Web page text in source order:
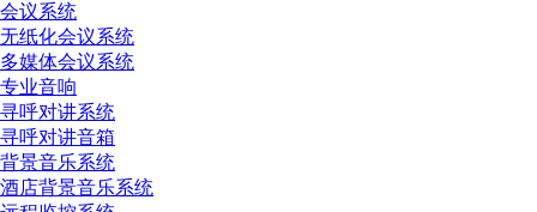
会议系统
无纸化会议系统
多媒体会议系统
专业音响
寻呼对讲系统
寻呼对讲音箱
背景音乐系统
酒店背景音乐系统